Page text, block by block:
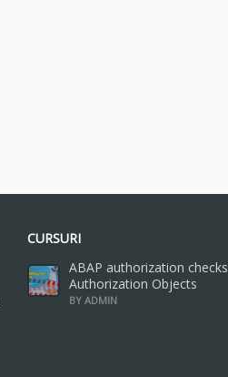
CURSURI
ABAP authorization checks
Authorization Objects
BY ADMIN